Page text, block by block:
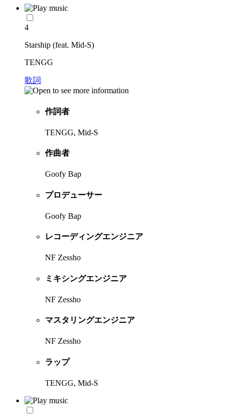
4
Starship (feat. Mid-S)
TENGG
歌詞
作詞者
TENGG, Mid-S
作曲者
Goofy Bap
プロデューサー
Goofy Bap
レコーディングエンジニア
NF Zessho
ミキシングエンジニア
NF Zessho
マスタリングエンジニア
NF Zessho
ラップ
TENGG, Mid-S